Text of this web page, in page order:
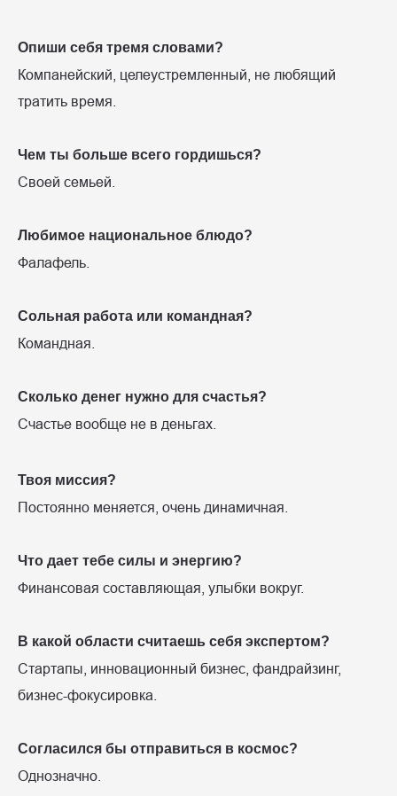
Опиши себя тремя словами?
Компанейский, целеустремленный, не любящий
тратить время.
Чем ты больше всего гордишься?
Своей семьей.
Любимое национальное блюдо?
Фалафель.
Сольная работа или командная?
Командная.
Сколько денег нужно для счастья?
Счастье вообще не в деньгах.
Твоя миссия?
Постоянно меняется, очень динамичная.
Что дает тебе силы и энергию?
Финансовая составляющая, улыбки вокруг.
В какой области считаешь себя экспертом?
Стартапы, инновационный бизнес, фандрайзинг,
бизнес-фокусировка.
Согласился бы отправиться в космос?
Однозначно.